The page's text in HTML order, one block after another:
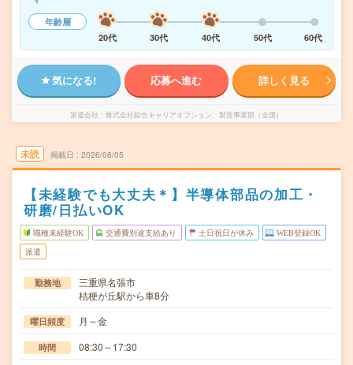
年齢層
20代
30代 40代 50代 60代
気になる! 応募へ進む 詳しく見る
派遣会社 株式会社綜合キャリアオプション 製造事業部（全国）
未読 掲載日 2026/08/05
【未経験でも大丈夫＊】半導体部品の加工・
研磨/日払いOK
職種未経験OK 交通費別途支給あり 土日祝日が休み WEB登録OK
派遣
勤務地
三重県名張市
桔梗が丘駅から車8分
曜日頻度 月～金
時間 08:30～17:30